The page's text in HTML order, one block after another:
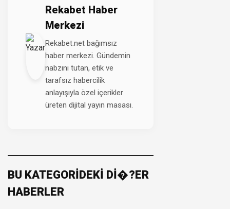
Rekabet Haber
Merkezi
Rekabet.net bağımsız
haber merkezi. Gündemin
nabzını tutan, etik ve
tarafsız habercilik
anlayışıyla özel içerikler
üreten dijital yayın masası.
BU KATEGORİDEKİ Dİ�?ER
HABERLER